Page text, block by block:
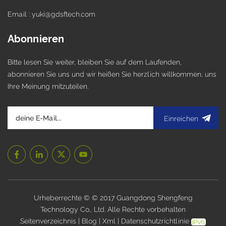
Email : yuki@gdsftech.com
Abonnieren
Bitte lesen Sie weiter, bleiben Sie auf dem Laufenden,
abonnieren Sie uns und wir heißen Sie herzlich willkommen, uns
Ihre Meinung mitzuteilen.
Einreichen
Urheberrechte © © 2017 Guangdong Shengfeng
Technology Co., Ltd. Alle Rechte vorbehalten
.Seitenverzeichnis Blog Xml| Datenschutzrichtlinie